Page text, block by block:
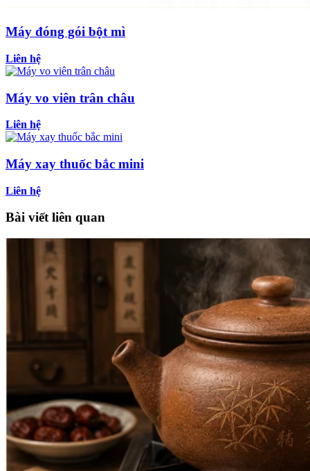
Máy đóng gói bột mì
Liên hệ
Máy vo viên trân châu
Liên hệ
Máy xay thuốc bắc mini
Liên hệ
Bài viết liên quan